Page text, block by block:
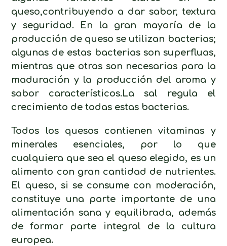
queso,contribuyendo a dar sabor, textura
y seguridad. En la gran mayoría de la
producción de queso se utilizan bacterias;
algunas de estas bacterias son superfluas,
mientras que otras son necesarias para la
maduración y la producción del aroma y
sabor característicos.La sal regula el
crecimiento de todas estas bacterias.
Todos los quesos contienen vitaminas y
minerales esenciales, por lo que
cualquiera que sea el queso elegido, es un
alimento con gran cantidad de nutrientes.
El queso, si se consume con moderación,
constituye una parte importante de una
alimentación sana y equilibrada, además
de formar parte integral de la cultura
europea.